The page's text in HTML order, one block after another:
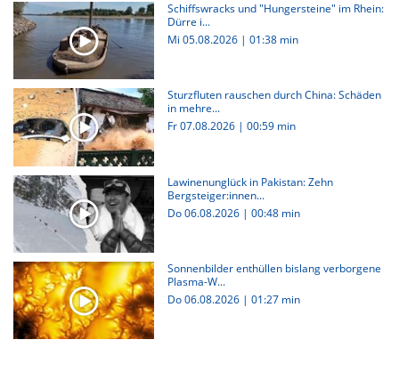
Schiffswracks und "Hungersteine" im Rhein:
Dürre i...
Mi 05.08.2026 | 01:38 min
Sturzfluten rauschen durch China: Schäden
in mehre...
Fr 07.08.2026 | 00:59 min
Lawinenunglück in Pakistan: Zehn
Bergsteiger:innen...
Do 06.08.2026 | 00:48 min
Sonnenbilder enthüllen bislang verborgene
Plasma-W...
Do 06.08.2026 | 01:27 min